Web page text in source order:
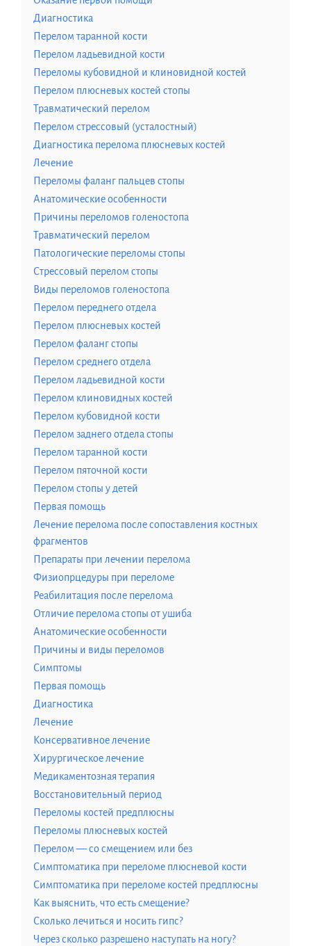
Диагностика
Перелом таранной кости
Перелом ладьевидной кости
Переломы кубовидной и клиновидной костей
Перелом плюсневых костей стопы
Травматический перелом
Перелом стрессовый (усталостный)
Диагностика перелома плюсневых костей
Лечение
Переломы фаланг пальцев стопы
Анатомические особенности
Причины переломов голеностопа
Травматический перелом
Патологические переломы стопы
Стрессовый перелом стопы
Виды переломов голеностопа
Перелом переднего отдела
Перелом плюсневых костей
Перелом фаланг стопы
Перелом среднего отдела
Перелом ладьевидной кости
Перелом клиновидных костей
Перелом кубовидной кости
Перелом заднего отдела стопы
Перелом таранной кости
Перелом пяточной кости
Перелом стопы у детей
Первая помощь
Лечение перелома после сопоставления костных
фрагментов
Препараты при лечении перелома
Физиопрцедуры при переломе
Реабилитация после перелома
Отличие перелома стопы от ушиба
Анатомические особенности
Причины и виды переломов
Симптомы
Первая помощь
Диагностика
Лечение
Консервативное лечение
Хирургическое лечение
Медикаментозная терапия
Восстановительный период
Переломы костей предплюсны
Переломы плюсневых костей
Перелом — со смещением или без
Симптоматика при переломе плюсневой кости
Симптоматика при переломе костей предплюсны
Как выяснить, что есть смещение?
Сколько лечиться и носить гипс?
Через сколько разрешено наступать на ногу?